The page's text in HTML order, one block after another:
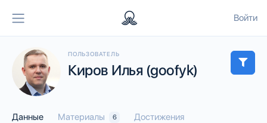
Войти
ПОЛЬЗОВАТЕЛЬ
Киров Илья (goofyk)
Данные Материалы 6 Достижения